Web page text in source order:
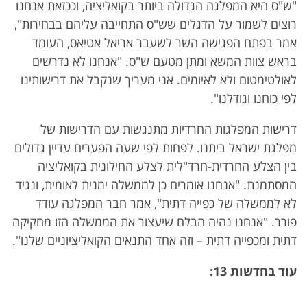
"ש"ס היא המפלגה הגדולה ביותר בקואליציה, וככזאת אנחנו
רוצים לשמור על הדגלים שש"ס התחייבה עליהם בבחירות",
אמר בפתח הפגישה השר לשעבר אריאל אטיאס, העומד
בראש צוות המשא ומתן מטעם ש"ס. "אנחנו לא נדרשים
לאולטימטום ולא לאיומים. אני מעריך שנקבל את דרישותינו
לפי כוחנו וגודלנו".
דרישות המפלגות החרדיות מתנגשות עם הדרישות של
מפלגת ישראל ביתנו. לפחות לפי שעה הפערים עדיין גדולים
בין הצלע החרדית-חרד"לית לצלע החילונית בקואליציה
המסתמנת. "אנחנו אומרים כן לממשלה ימנית לאומית, ונגיד
לא לממשלה של כפייה דתית", אמר חבר המפלגה עודד
פורר. "אנחנו נהיה הבלם שיעצור את הממשלה הזו מחקיקה
דתית ומכפייה דתית – וזה אחד התנאים הקואליציוניים שלנו".
עוד בחדשות 13: